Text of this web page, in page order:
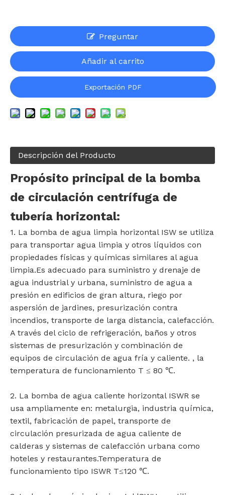
Preguntar
Añadir al carrito
Exportación PDF
Descripción del Producto
Propósito principal de la bomba
de circulación centrífuga de
tubería horizontal:
1. La bomba de agua limpia horizontal ISW se utiliza
para transportar agua limpia y otros líquidos con
propiedades físicas y químicas similares al agua
limpia.Es adecuado para suministro y drenaje de
agua industrial y urbana, suministro de agua a
presión en edificios de gran altura, riego por
aspersión de jardines, presurización contra
incendios, transporte de larga distancia, calefacción.
A través del ciclo de refrigeración, baños y otros
sistemas de presurización y combinación de
equipos de circulación de agua fría y caliente. , la
temperatura de funcionamiento T ≤ 80 ℃.
2. La bomba de agua caliente horizontal ISWR se
usa ampliamente en: metalurgia, industria química,
textil, fabricación de papel, transporte de
circulación presurizada de agua caliente de
calderas y sistemas de calefacción urbana como
hoteles y restaurantes.Temperatura de
funcionamiento tipo ISWR T≤120 ℃.